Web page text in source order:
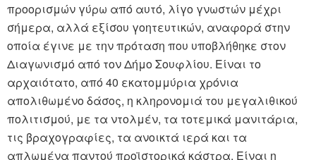
προορισμών γύρω από αυτό, λίγο γνωστών μέχρι
σήμερα, αλλά εξίσου γοητευτικών, αναφορά στην
οποία έγινε με την πρόταση που υποβλήθηκε στον
Διαγωνισμό από τον Δήμο Σουφλίου. Είναι το
αρχαιότατο, από 40 εκατομμύρια χρόνια
απολιθωμένο δάσος, η κληρονομιά του μεγαλιθικού
πολιτισμού, με τα ντολμέν, τα τοτεμικά μανιτάρια,
τις βραχογραφίες, τα ανοικτά ιερά και τα
απλωμένα παντού προϊστορικά κάστρα. Είναι η